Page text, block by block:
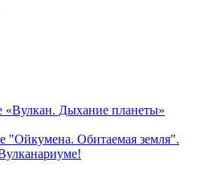
«Вулкан. Дыхание планеты»
"Ойкумена. Обитаемая земля".